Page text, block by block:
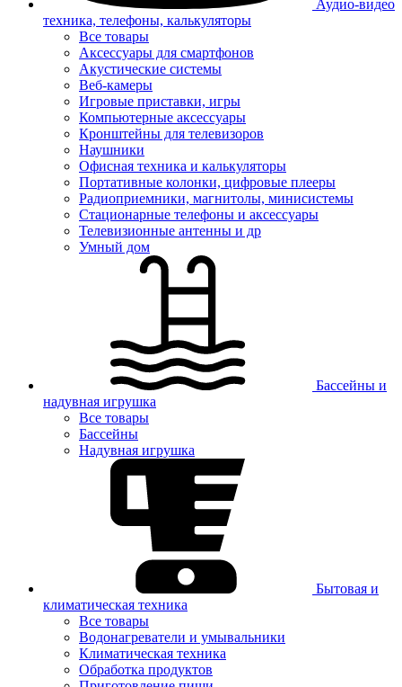
Аудио-видео
техника, телефоны, калькуляторы
Все товары
Аксессуары для смартфонов
Акустические системы
Веб-камеры
Игровые приставки, игры
Компьютерные аксессуары
Кронштейны для телевизоров
Наушники
Офисная техника и калькуляторы
Портативные колонки, цифровые плееры
Радиоприемники, магнитолы, минисистемы
Стационарные телефоны и аксессуары
Телевизионные антенны и др
Умный дом
Бассейны и
надувная игрушка
Все товары
Бассейны
Надувная игрушка
Бытовая и
климатическая техника
Все товары
Водонагреватели и умывальники
Климатическая техника
Обработка продуктов